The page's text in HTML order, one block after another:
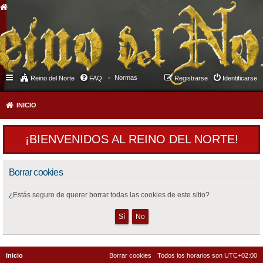
Reino del Norte FAQ Normas Identificarse
Registrarse
INICIO
¡BIENVENIDOS AL REINO DEL NORTE!
Borrar cookies
¿Estás seguro de querer borrar todas las cookies de este sitio?
Inicio Todos los horarios son UTC+02:00
Borrar cookies